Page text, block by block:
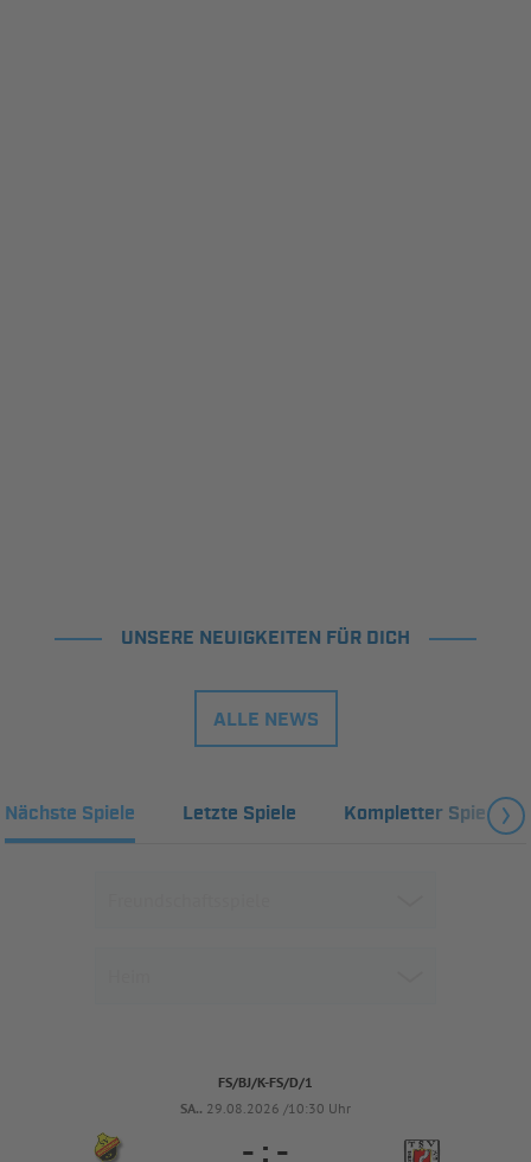
UNSERE NEUIGKEITEN FÜR DICH
ALLE NEWS
Nächste Spiele Letzte Spiele Kompletter Spielplan
FS/BJ/K-FS/D/1
SA.. 29.08.2026 /10:30 Uhr
- : -